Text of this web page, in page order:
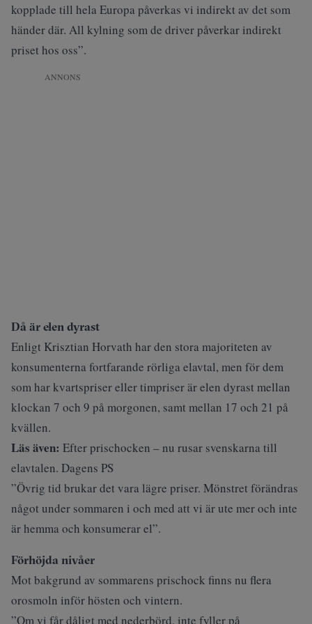
kopplade till hela Europa påverkas vi indirekt av det som
händer där. All kylning som de driver påverkar indirekt
priset hos oss”.
ANNONS
Då är elen dyrast
Enligt Krisztian Horvath har den stora majoriteten av
konsumenterna fortfarande rörliga elavtal, men för dem
som har kvartspriser eller timpriser är elen dyrast mellan
klockan 7 och 9 på morgonen, samt mellan 17 och 21 på
kvällen.
Läs även: Efter prischocken – nu rusar svenskarna till
elavtalen. Dagens PS
”Övrig tid brukar det vara lägre priser. Mönstret förändras
något under sommaren i och med att vi är ute mer och inte
är hemma och konsumerar el”.
Förhöjda nivåer
Mot bakgrund av sommarens prischock finns nu flera
orosmoln inför hösten och vintern.
”Om vi får dåligt med nederbörd, inte fyller på